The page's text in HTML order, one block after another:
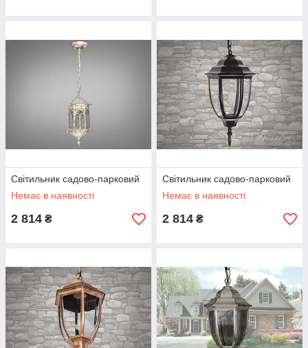
Світильник садово-парковий
Немає в наявності
2 814 ₴
Світильник садово-парковий
Немає в наявності
2 814 ₴